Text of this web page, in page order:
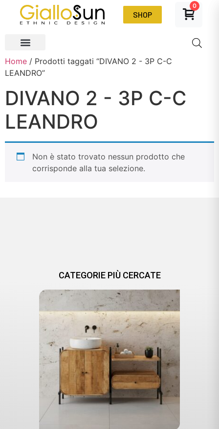
SHOP
0
Home / Prodotti taggati “DIVANO 2 - 3P C-C
LEANDRO”
DIVANO 2 - 3P C-C
LEANDRO
Non è stato trovato nessun prodotto che
corrisponde alla tua selezione.
CATEGORIE PIÙ CERCATE